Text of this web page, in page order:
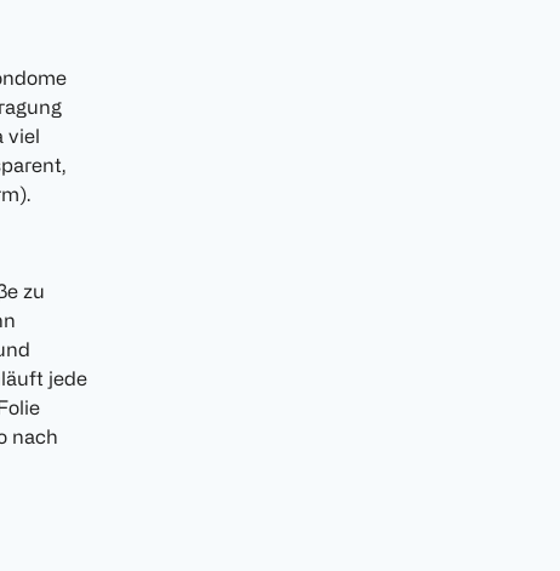
viel
zu
jede
nach